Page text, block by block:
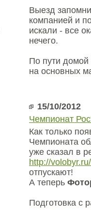
Выезд
компанией и
искали - все
нечего.
По пути домой
на основных
15/10/2012
Чемпионат
Как только
Чемпионата
уже сказал в
http://
отпускают!
А теперь
Подготовка с